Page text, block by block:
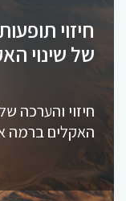
חיזוי
של שינוי
חיזוי והערכה
האקלים ברמה